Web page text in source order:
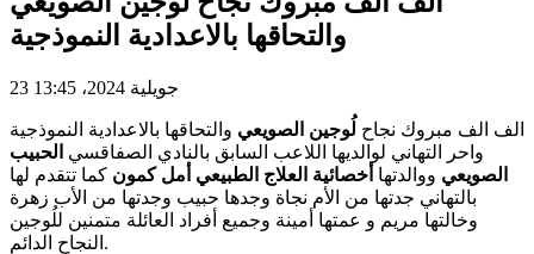
والتحاقها بالاعدادية النموذجية
23 جويلية 2024، 13:45
الف الف مبروك نجاح لُوجين الصويعي والتحاقها بالاعدادية النموذجية
واحر التهاني لوالديها اللاعب السابق بالنادي الصفاقسي الحبيب
الصويعي ووالدتها أخصائية العلاج الطبيعي أمل كمون كما تتقدم لها
بالتهاني جدتها من الأم نجاة وجدها حبيب وجدتها من الأب زهرة
وخالتها مريم و عمتها أمينة وجميع أفراد العائلة متمنين للُوجين
النجاح الدائم.